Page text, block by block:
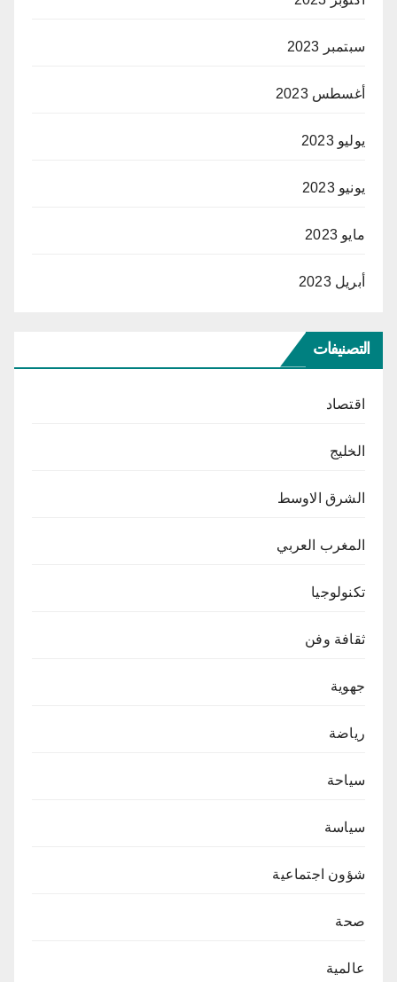
سبتمبر 2023
أغسطس 2023
يوليو 2023
يونيو 2023
مايو 2023
أبريل 2023
التصنيفات
اقتصاد
الخليج
الشرق الاوسط
المغرب العربي
تكنولوجيا
ثقافة وفن
جهوية
رياضة
سياحة
سياسة
شؤون اجتماعية
صحة
عالمية